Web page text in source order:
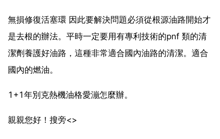
無損修復活塞環 因此要解決問題必須從根源油路開始才
是去根的辦法。平時一定要用有專利技術的pnf 類的清
潔劑養護好油路，這種非常適合國內油路的清潔。適合
國內的燃油。
1+1年別克熱機油格愛漰怎麼辦。
親親您好！搜旁<>